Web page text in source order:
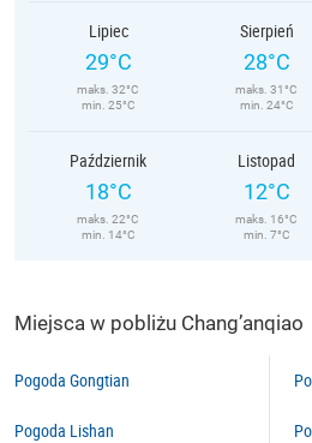
Lipiec
29°C
maks. 32°C
min. 25°C
Sierpień
28°C
maks. 31°C
min. 24°C
Październik
18°C
maks. 22°C
min. 14°C
Listopad
12°C
maks. 16°C
min. 7°C
Miejsca w pobliżu Chang’anqiao
Pogoda Gongtian
Pogoda Lishan